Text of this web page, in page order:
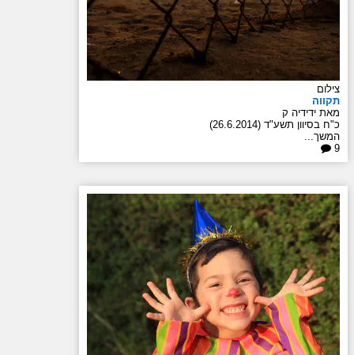
צילום
תקווה
מאת ידידיה ק
כ"ח בסיוון תשע"ד (26.6.2014)
המשך...
9